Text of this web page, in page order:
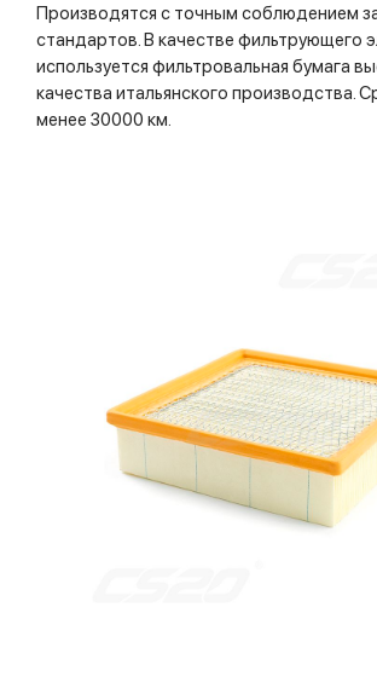
Производятся с точным соблюдением
стандартов. В качестве фильтрующего
используется фильтровальная бумага
качества итальянского производства.
менее 30000 км.